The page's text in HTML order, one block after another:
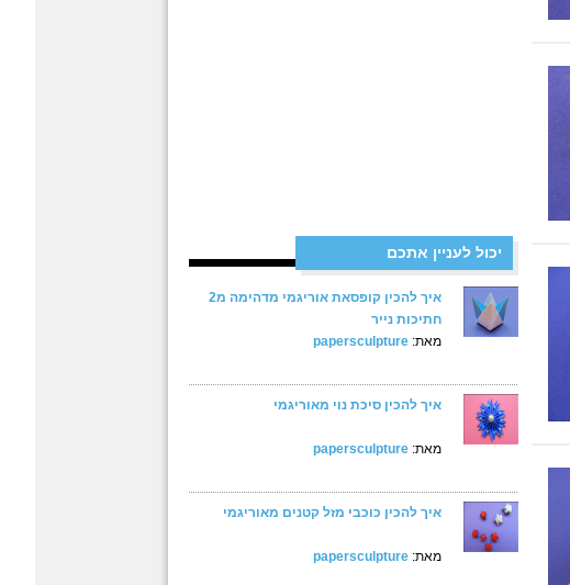
יכול לעניין אתכם
איך להכין קופסאת אוריגמי מדהימה מ2
חתיכות נייר
מאת: papersculpture
איך להכין סיכת נוי מאוריגמי
מאת: papersculpture
איך להכין כוכבי מזל קטנים מאוריגמי
מאת: papersculpture